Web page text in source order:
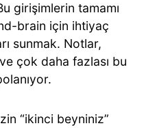
girişimlerin tamamı
brain için ihtiyaç
sunmak. Notlar,
çok daha fazlası bu
“ikinci beyniniz”